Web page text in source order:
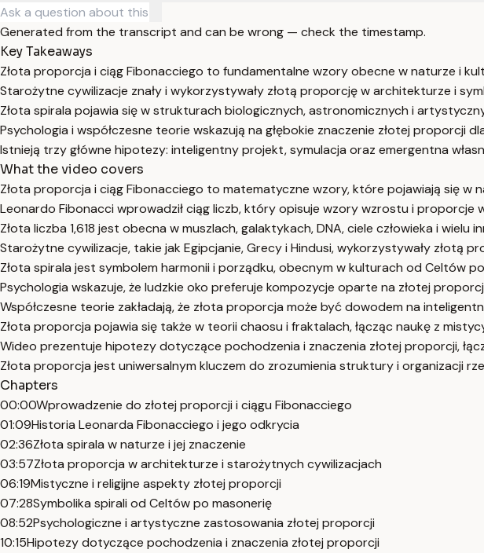
Generated from the transcript and can be wrong — check the timestamp.
Key Takeaways
Złota proporcja i ciąg Fibonacciego to fundamentalne wzory obecne w naturze i
Starożytne cywilizacje znały i wykorzystywały złotą proporcję w architekturze i
Złota spirala pojawia się w strukturach biologicznych, astronomicznych i
Psychologia i współczesne teorie wskazują na głębokie znaczenie złotej proporcji
Istnieją trzy główne hipotezy: inteligentny projekt, symulacja oraz emergentna
What the video covers
Złota proporcja i ciąg Fibonacciego to matematyczne wzory, które pojawiają się w
Leonardo Fibonacci wprowadził ciąg liczb, który opisuje wzory wzrostu i proporcje
Złota liczba 1,618 jest obecna w muszlach, galaktykach, DNA, ciele człowieka i wielu
Starożytne cywilizacje, takie jak Egipcjanie, Grecy i Hindusi, wykorzystywały złotą
Złota spirala jest symbolem harmonii i porządku, obecnym w kulturach od Celtów
Psychologia wskazuje, że ludzkie oko preferuje kompozycje oparte na złotej
Współczesne teorie zakładają, że złota proporcja może być dowodem na
Złota proporcja pojawia się także w teorii chaosu i fraktalach, łącząc naukę z
Wideo prezentuje hipotezy dotyczące pochodzenia i znaczenia złotej proporcji,
Złota proporcja jest uniwersalnym kluczem do zrozumienia struktury i organizacji
Chapters
00:00Wprowadzenie do złotej proporcji i ciągu Fibonacciego
01:09Historia Leonarda Fibonacciego i jego odkrycia
02:36Złota spirala w naturze i jej znaczenie
03:57Złota proporcja w architekturze i starożytnych cywilizacjach
06:19Mistyczne i religijne aspekty złotej proporcji
07:28Symbolika spirali od Celtów po masonerię
08:52Psychologiczne i artystyczne zastosowania złotej proporcji
10:15Hipotezy dotyczące pochodzenia i znaczenia złotej proporcji